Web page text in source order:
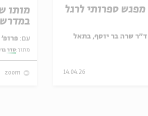
ספרותי לרגל
ד"ר שרה בר יוסף, בתאל
14.04.26
מותו
עם: פרופ' אביגדור שנאן
מתוך:סדר
zoom